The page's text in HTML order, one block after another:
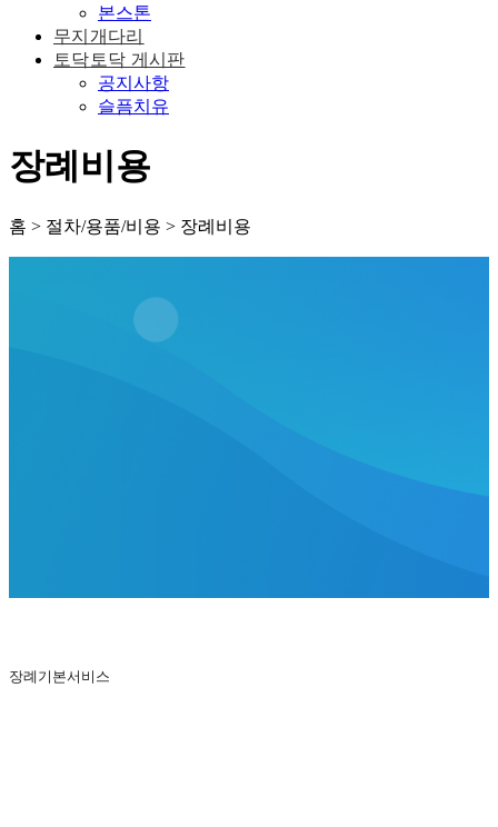
본스톤
무지개다리
토닥토닥 게시판
공지사항
슬픔치유
장례비용
홈 > 절차/용품/비용 > 장례비용
장례기본서비스